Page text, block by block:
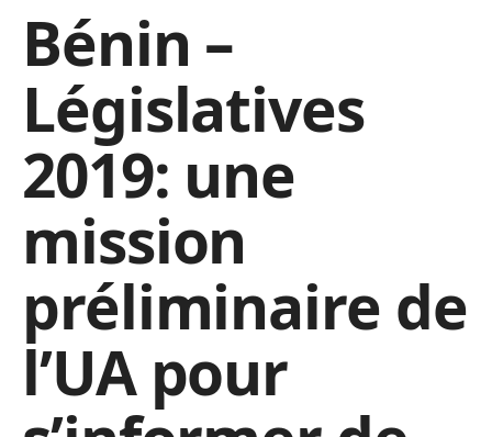
Bénin –
Législatives
2019: une
mission
préliminaire de
l’UA pour